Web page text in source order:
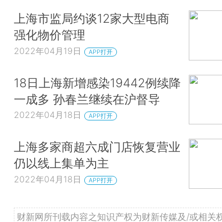
上海市监局约谈12家大型电商
强化物价管理
2022年04月19日 APP打开
18日上海新增感染19442例续降
一成多 孙春兰继续在沪督导
2022年04月18日 APP打开
上海多家商超六成门店恢复营业
仍以线上集单为主
2022年04月18日 APP打开
财新网所刊载内容之知识产权为财新传媒及/或相关